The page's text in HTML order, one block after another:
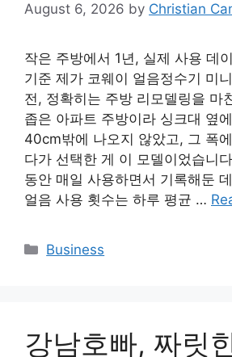
August 6, 2026 by Christian
작은 주방에서 1년, 실제 사용 데
기준 제가 코웨이 얼음정수기 미
전, 정확히는 주방 리모델링을 마
좁은 아파트 주방이라 싱크대 옆
40cm밖에 나오지 않았고, 그 폭
다가 선택한 게 이 모델이었습니
동안 매일 사용하면서 기록해둔
얼음 사용 횟수는 하루 평균 …
Categories
Business
강남호빠, 짜릿